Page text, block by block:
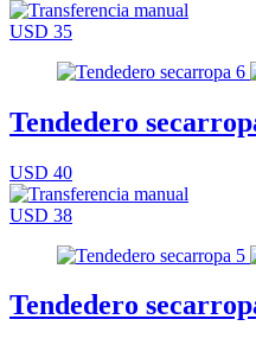
USD 35
Tendedero
USD 40
USD 38
Tendedero